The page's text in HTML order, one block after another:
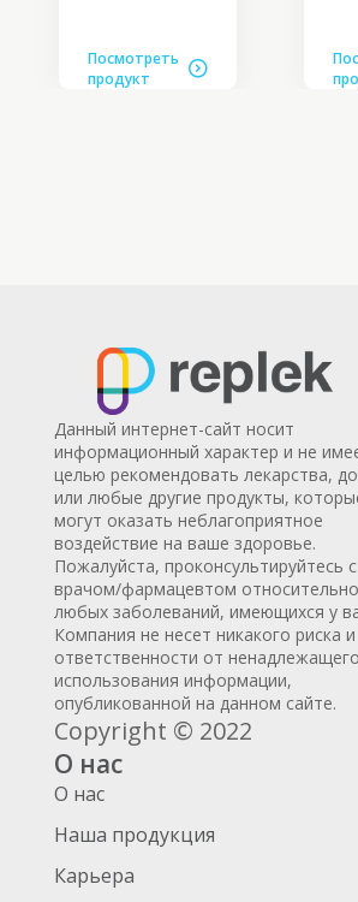
Посмотреть
продукт
Данный интернет-сайт носит
информационный характер и не
целью рекомендовать лекарства,
или любые другие продукты,
могут оказать неблагоприятное
воздействие на ваше здоровье.
Пожалуйста, проконсультируйтесь с
врачом/фармацевтом относительно
любых заболеваний, имеющихся у
Компания не несет никакого риска и
ответственности от ненадлежащего
использования информации,
опубликованной на данном сайте.
Copyright © 2022
О нас
О нас
Наша продукция
Карьера